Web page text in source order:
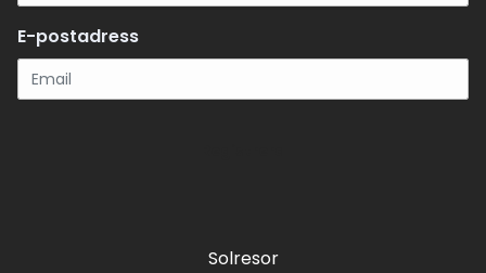
E-postadress
Solresor